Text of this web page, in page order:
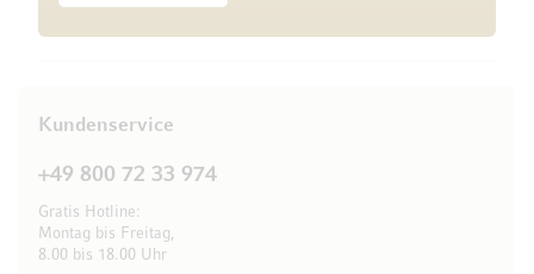
Kundenservice
+49 800 72 33 974
Gratis Hotline:
Montag bis Freitag,
8.00 bis 18.00 Uhr